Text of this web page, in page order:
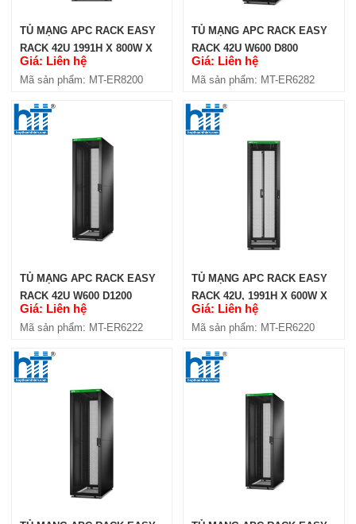
TỦ MẠNG APC RACK EASY
RACK 42U 1991H X 800W X
1000D MM (ER8200)
Giá: Liên hệ
Mã sản phẩm: MT-ER8200
TỦ MẠNG APC RACK EASY
RACK 42U W600 D800
(ER6282)
Giá: Liên hệ
Mã sản phẩm: MT-ER6282
TỦ MẠNG APC RACK EASY
RACK 42U W600 D1200
(ER6222)
Giá: Liên hệ
Mã sản phẩm: MT-ER6222
TỦ MẠNG APC RACK EASY
RACK 42U, 1991H X 600W X
1200D MM (ER6220)
Giá: Liên hệ
Mã sản phẩm: MT-ER6220